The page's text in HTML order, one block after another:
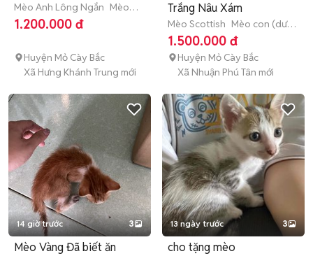
Mèo Anh Lông Ngắn Mèo
con (dưới 3 tháng tuổi)
1.200.000 đ
Huyện Mỏ Cày Bắc
Xã Hưng Khánh Trung mới
Trắng Nâu Xám
Mèo Scottish Mèo con (dưới
3 tháng tuổi)
1.500.000 đ
Huyện Mỏ Cày Bắc
Xã Nhuận Phú Tân mới
14 giờ trước 3
Mèo Vàng Đã biết ăn
13 ngày trước 3
cho tặng mèo